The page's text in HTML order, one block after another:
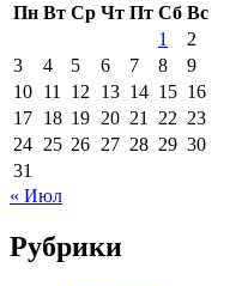
Пн Вт Ср Чт Пт Сб Вс
1
2
3
4 5 6 7 8
9
10 11 12 13 14 15 16
17 18 19 20 21 22 23
24 25 26 27 28 29 30
31
« Июл
Рубрики